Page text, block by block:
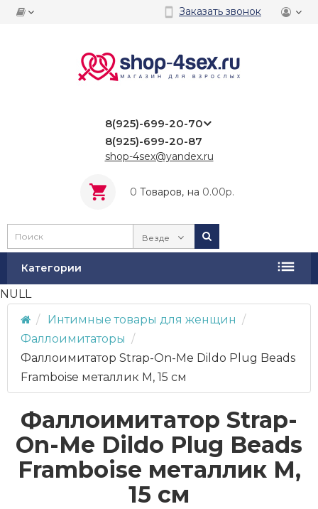
Заказать звонок
8(925)-699-20-70
8(925)-699-20-87
shop-4sex@yandex.ru
0 Tоваров, на 0.00р.
Везде
Категории
NULL
Интимные товары для женщин
Фаллоимитаторы
Фаллоимитатор Strap-On-Me Dildo Plug Beads
Framboise металлик M, 15 см
Фаллоимитатор Strap-
On-Me Dildo Plug Beads
Framboise металлик M,
15 см